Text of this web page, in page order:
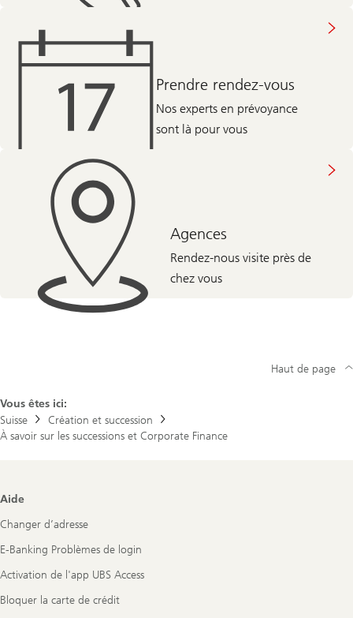
Prendre rendez-vous
Nos experts en prévoyance
sont là pour vous
Agences
Rendez-nous visite près de
chez vous
Vous êtes ici:
Suisse
Création et succession
À savoir sur les successions et Corporate Finance
Haut de page
Footer
Aide
Changer d’adresse
E-Banking Problèmes de login
Activation de l'app UBS Access
Bloquer la carte de crédit